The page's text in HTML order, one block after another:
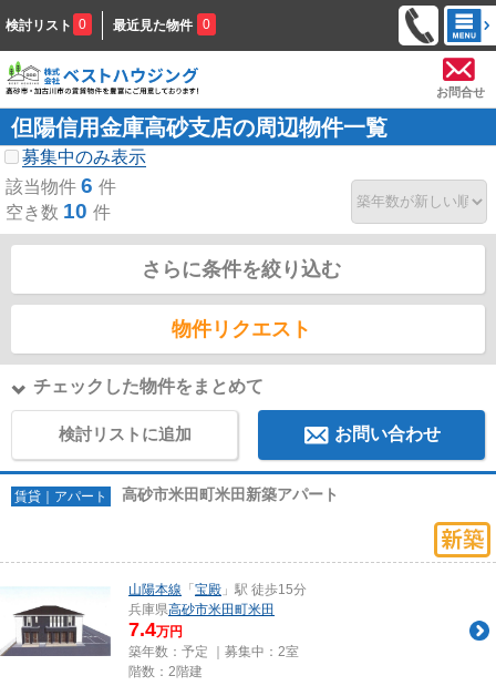
検討リスト 0 最近見た物件 0
お問合せ
但陽信用金庫高砂支店の周辺物件一覧
募集中のみ表示
該当物件 6 件
空き数 10 件
さらに条件を絞り込む
物件リクエスト
チェックした物件をまとめて
検討リストに追加 お問い合わせ
賃貸｜アパート 高砂市米田町米田新築アパート
山陽本線 「 宝殿 」駅 徒歩15分
兵庫県高砂市米田町米田
7.4万円
築年数：予定 ｜募集中： 2室
階数：2階建